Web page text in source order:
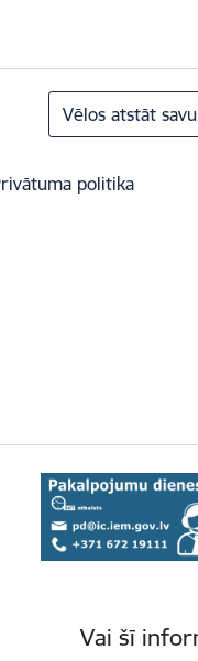
Vēlos atstāt
politika
Vai šī